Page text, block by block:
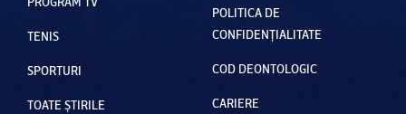
TENIS
SPORTURI
TOATE ȘTIRILE
POLITICA DE
CONFIDENȚIALITATE
COD DEONTOLOGIC
CARIERE